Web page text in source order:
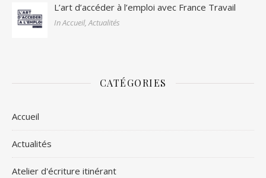
L’art d’accéder à l’emploi avec France Travail
In Accueil, Actualités
CATÉGORIES
Accueil
Actualités
Atelier d'écriture itinérant